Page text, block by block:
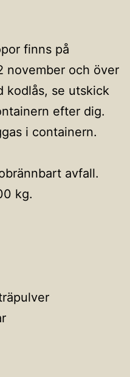
finns på
november och över
kodlås, se utskick
efter dig.
i containern.
avfall.
kg.